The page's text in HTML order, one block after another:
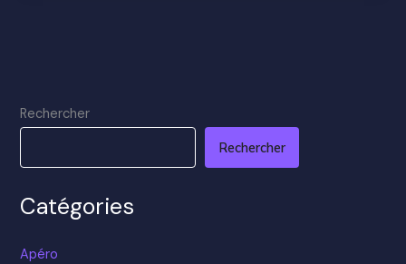
Rechercher
Rechercher
Catégories
Apéro